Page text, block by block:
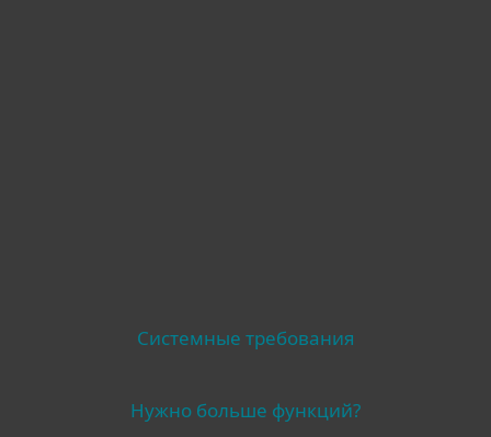
Системные требования
Нужно больше функций?